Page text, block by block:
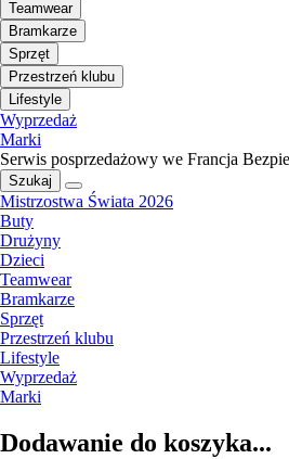
Teamwear
Bramkarze
Sprzęt
Przestrzeń klubu
Lifestyle
Wyprzedaż
Marki
Serwis posprzedażowy we Francja
Szukaj
Mistrzostwa Świata 2026
Buty
Drużyny
Dzieci
Teamwear
Bramkarze
Sprzęt
Przestrzeń klubu
Lifestyle
Wyprzedaż
Marki
Dodawanie do koszyka...